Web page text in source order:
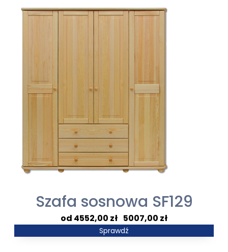
do
Szafa sosnowa SF129
4552,00 zł 5007,00 zł
Zakres
Sprawdź